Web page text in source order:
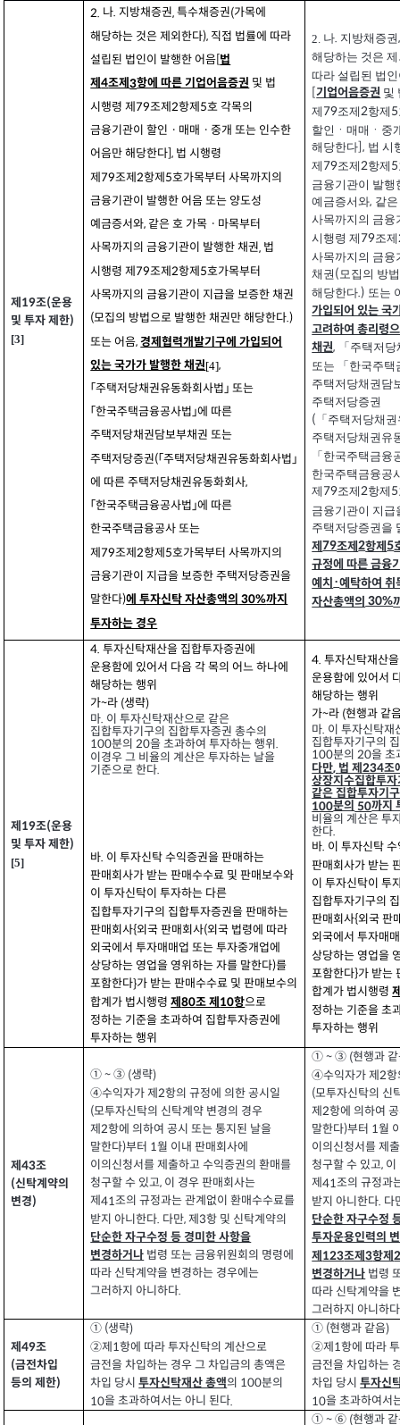
제19조(운용
및 투자 제한)
[3]
2. 나. 지방채증권,특수채증권(가목에
해당하는 것은 제외한다), 직접 법률에 따라
설립된 법인이 발행한 어음[법
제4조제3항에 따른 기업어음증권 및 법
시행령 제 79조제2항제 5호 각목의
금융기관이 할인ㆍ매매ㆍ중개 또는 인수한
어음만 해당한다], 법 시행령
제79조제2항제5호가목부터 사목까지의
금융기관이 발행한 어음 또는 양도성
예금증서와, 같은 호 가목ㆍ마목부터
사목까지의 금융기관이 발행한 채권, 법
시행령 제79조제2항제5호가목부터
사목까지의 금융기관이 지급을 보증한 채권
(모집의 방법으로 발행한 채권만 해당한다.)
또는 어음,경제협력개발기구에 가입되어
있는 국가가 발행한 채권[4],
「주택저당채권유동화회사법」 또는
「한국주택금융공사법」에 따른
주택저당채권담보부채권 또는
주택저당증권(「주택저당채권유동화회사법」
에 따른 주택저당채권유동화회사,
「한국주택금융공사법」에 따른
한국주택금융공사 또는
제79조제2항제5호가목부터 사목까지의
금융기관이 지급을 보증한 주택저당증권을
말한다)에 투자신탁 자산총액의 30%까지
투자하는 경우
2. 나. 지방채증권
해당하는 것은
따라 설립된 법
[기업어음증권 및
제 79조제2항제 5
할인ㆍ매매ㆍ중
해당한다], 법 시
제 79조제2항제 5
금융기관이 발행
예금증서와, 같
사목까지의 금융
시행령 제 79조제
사목까지의 금융
채권 (모집의 방
해당한다.) 또는
가입되어 있는 국
고려하여 총리령
채권,
「주택저
또는 「한국주
주택저당채권담
주택저당증권
( 「주택저당채
주택저당채권유
「한국주택금융
한국주택금융공
제 79조제2항제 5
금융기관이 지급
주택저당증권을
제79조제2항제 5
규정에 따른 금융
예치 ·예탁하여 취
자산총액의 30%
제19조(운용
및 투자 제한)
[5]
4.투자신탁재산을 집합투자증권에
운용함에 있어서 다음 각 목의 어느 하나에
해당하는 행위
가~라 (생략)
마. 이 투자신탁재산으로 같은
집합투자기구의 집합투자증권 총수의
100분의 20을 초과하여 투자하는 행위.
이경우 그 비율의 계산은 투자하는 날을
기준으로 한다.
바. 이 투자신탁 수익증권을 판매하는
판매회사가 받는 판매수수료 및 판매보수와
이 투자신탁이 투자하는 다른
집합투자기구의 집합투자증권을 판매하는
판매회사{외국 판매회사(외국 법령에 따라
외국에서 투자매매업 또는 투자중개업에
상당하는 영업을 영위하는 자를 말한다)를
포함한다}가 받는 판매수수료 및 판매보수의
합계가 법시행령제80조 제 10항으로
정하는 기준을 초과하여 집합투자증권에
투자하는 행위
4.투자신탁재산
운용함에 있어서
해당하는 행위
가~라 (현행과 같
마. 이 투자신탁재
집합투자기구의
100분의 20을 초
다만, 법 제234조
상장지수집합투
같은 집합투자기
100분의 50까지
비율의 계산은 투
한다.
바. 이 투자신탁
판매회사가 받는
이 투자신탁이 투
집합투자기구의
판매회사{외국 판
외국에서 투자매
상당하는 영업을
포함한다}가 받는
합계가 법시행령
정하는 기준을 초
투자하는 행위
제43조
(신탁계약의
변경)
①~③ (생략)
④수익자가 제2항의 규정에 의한 공시일
(모투자신탁의 신탁계약 변경의 경우
제2항에 의하여 공시 또는 통지된 날을
말한다)부터 1월 이내 판매회사에
이의신청서를 제출하고 수익증권의 환매를
청구할 수 있고, 이 경우 판매회사는
제41조의 규정과는 관계없이 환매수수료를
받지 아니한다. 다만,제3항 및 신탁계약의
단순한 자구수정 등 경미한 사항을
변경하거나 법령 또는 금융위원회의 명령에
따라 신탁계약을 변경하는 경우에는
그러하지 아니하다.
①~③ (현행과
④수익자가 제2항
(모투자신탁의 신
제2항에 의하여
말한다)부터 1월
이의신청서를 제
청구할 수 있고, 이
제41조의 규정과
받지 아니한다. 다
단순한 자구수정
투자운용인력의
제123조제3항제
변경하거나 법령
따라 신탁계약을
그러하지 아니하다
제49조
(금전차입
등의 제한)
① (생략)
②제 1항에 따라 투자신탁의 계산으로
금전을 차입하는 경우 그 차입금의 총액은
차입 당시 투자신탁재산 총액의 100분의
10을 초과하여서는 아니 된다.
① (현행과 같음)
②제 1항에 따라
금전을 차입하는
차입 당시 투자신
10을 초과하여서
①~⑥ (현행과